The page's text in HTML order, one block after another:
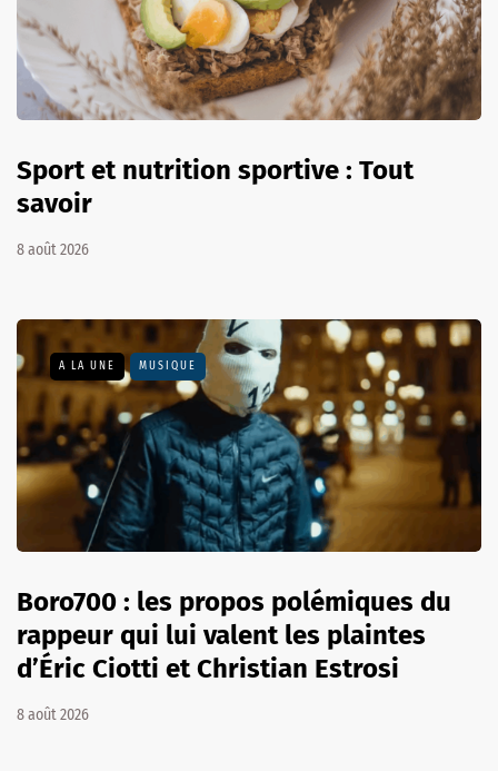
Sport et nutrition sportive : Tout
savoir
8 août 2026
A LA UNE MUSIQUE
Boro700 : les propos polémiques du
rappeur qui lui valent les plaintes
d’Éric Ciotti et Christian Estrosi
8 août 2026